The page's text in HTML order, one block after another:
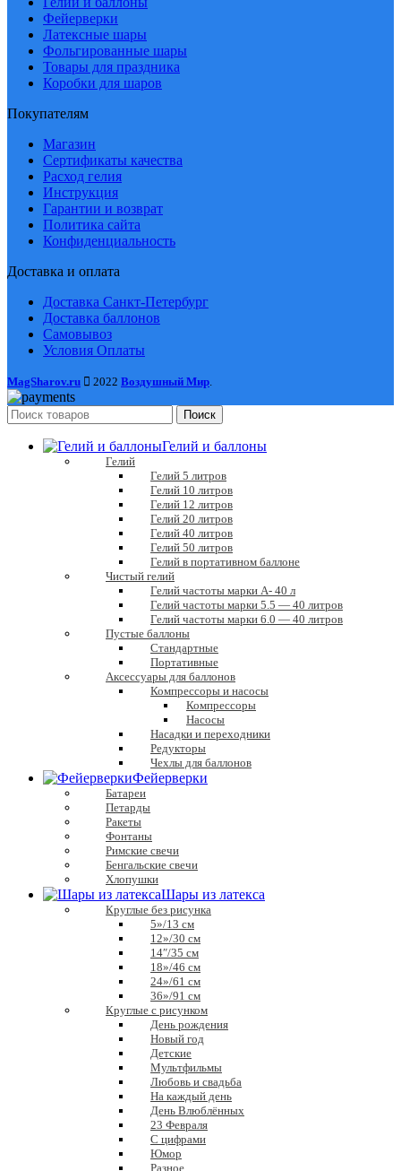
Фейерверки
Латексные шары
Фольгированные шары
Товары для праздника
Коробки для шаров
Покупателям
Магазин
Сертификаты качества
Расход гелия
Инструкция
Гарантии и возврат
Политика сайта
Конфиденциальность
Доставка и оплата
Доставка Санкт-Петербург
Доставка баллонов
Самовывоз
Условия Оплаты
MagSharov.ru 2022 Воздушный Мир
Поиск
Гелий и баллоны
Гелий
Гелий 5 литров
Гелий 10 литров
Гелий 12 литров
Гелий 20 литров
Гелий 40 литров
Гелий 50 литров
Гелий в портативном баллоне
Чистый гелий
Гелий частоты марки А- 40 л
Гелий частоты марки 5.5 — 40 литров
Гелий частоты марки 6.0 — 40 литров
Пустые баллоны
Стандартные
Портативные
Аксессуары для баллонов
Компрессоры и насосы
Компрессоры
Насосы
Насадки и переходники
Редукторы
Чехлы для баллонов
Фейерверки
Батареи
Петарды
Ракеты
Фонтаны
Римские свечи
Бенгальские свечи
Хлопушки
Шары из латекса
Круглые без рисунка
5»/13 см
12»/30 см
14″/35 см
18»/46 см
24»/61 см
36»/91 см
Круглые с рисунком
День рождения
Новый год
Детские
Мультфильмы
Любовь и свадьба
На каждый день
День Влюблённых
23 Февраля
С цифрами
Юмор
Разное